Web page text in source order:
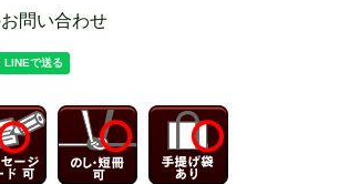
問い合わせ